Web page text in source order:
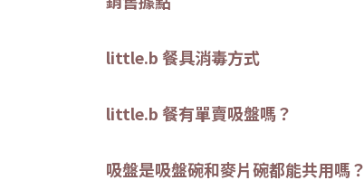
little.b 餐具消毒方式
little.b 餐有單賣吸盤嗎？
吸盤是吸盤碗和麥片碗都能共用嗎？